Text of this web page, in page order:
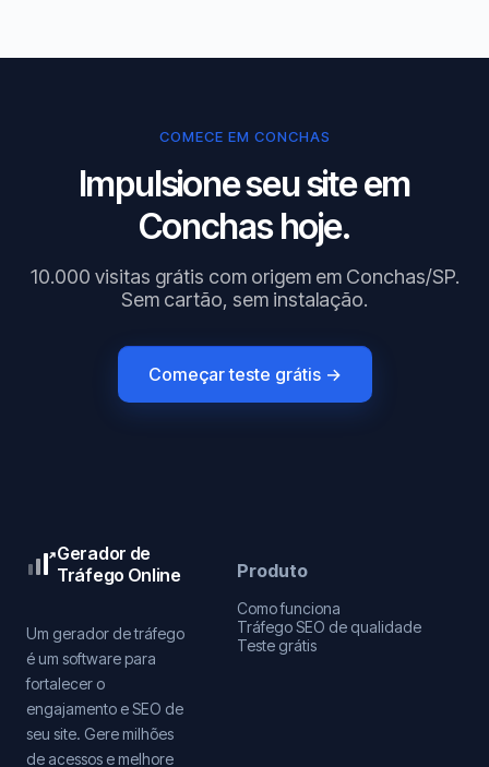
COMECE EM CONCHAS
Impulsione seu site em
Conchas hoje.
10.000 visitas grátis com origem em Conchas/SP.
Sem cartão, sem instalação.
Começar teste grátis →
Gerador de
Tráfego Online
Um gerador de tráfego
é um software para
fortalecer o
engajamento e SEO de
seu site. Gere milhões
de acessos e melhore
Produto
Como funciona
Tráfego SEO de qualidade
Teste grátis